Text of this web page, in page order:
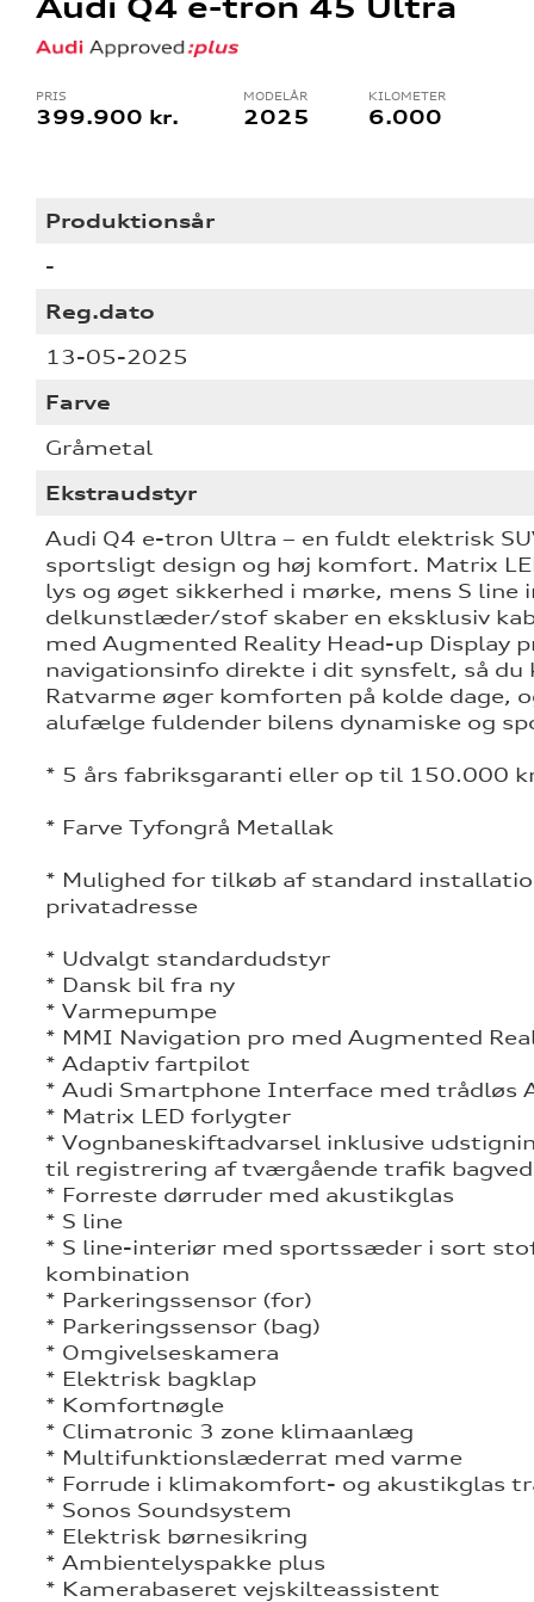
Audi Q4 e-tron 45 Ultra
PRIS
399.900 kr.
MODELÅR
2025
KILOMETER
6.000
Produktionsår
-
Reg.dato
13-05-2025
Farve
Gråmetal
Ekstraudstyr
Audi Q4 e-tron Ultra – en fuldt elektrisk
sportsligt design og høj komfort. Matrix
lys og øget sikkerhed i mørke, mens S
delkunstlæder/stof skaber en eksklusiv
med Augmented Reality Head-up Display
navigationsinfo direkte i dit synsfelt, så du
Ratvarme øger komforten på kolde dage,
alufælge fuldender bilens dynamiske og
* 5 års fabriksgaranti eller op til 150.000
* Farve Tyfongrå Metallak
* Mulighed for tilkøb af standard
privatadresse
* Udvalgt standardudstyr
* Dansk bil fra ny
* Varmepumpe
* MMI Navigation pro med Augmented
* Adaptiv fartpilot
* Audi Smartphone Interface med trådløs
* Matrix LED forlygter
* Vognbaneskiftadvarsel inklusive
til registrering af tværgående trafik bagved
* Forreste dørruder med akustikglas
* S line
* S line-interiør med sportssæder i sort
kombination
* Parkeringssensor (for)
* Parkeringssensor (bag)
* Omgivelseskamera
* Elektrisk bagklap
* Komfortnøgle
* Climatronic 3 zone klimaanlæg
* Multifunktionslæderrat med varme
* Forrude i klimakomfort- og akustikglas
* Sonos Soundsystem
* Elektrisk børnesikring
* Ambientelyspakke plus
* Kamerabaseret vejskilteassistent